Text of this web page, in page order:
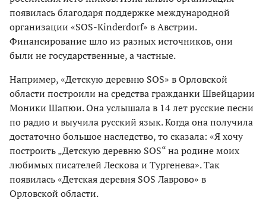
появилась благодаря поддержке международной
организации «SOS-Kinderdorf» в Австрии.
Финансирование шло из разных источников, они
были не государственные, а частные.
Например, «Детскую деревню SOS» в Орловской
области построили на средства гражданки Швейцарии
Моники Шапюи. Она услышала в 14 лет русские песни
по радио и выучила русский язык. Когда она получила
достаточно большое наследство, то сказала: «Я хочу
построить „Детскую деревню SOS“ на родине моих
любимых писателей Лескова и Тургенева». Так
появилась «Детская деревня SOS Лаврово» в
Орловской области.